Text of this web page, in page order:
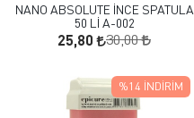
NANO ABSOLUTE İNCE SPATULA
50 Lİ A-002
25,80 30,00
%14 İNDIRIM